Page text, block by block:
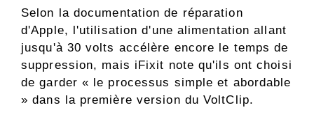
Selon la documentation de réparation
d'Apple, l'utilisation d'une alimentation allant
jusqu'à 30 volts accélère encore le temps de
suppression, mais iFixit note qu'ils ont choisi
de garder « le processus simple et abordable
» dans la première version du VoltClip.